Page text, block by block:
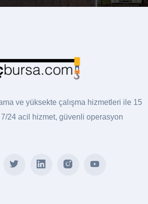
ve yüksekte çalışma hizmetleri ile 15
7/24 acil hizmet, güvenli operasyon